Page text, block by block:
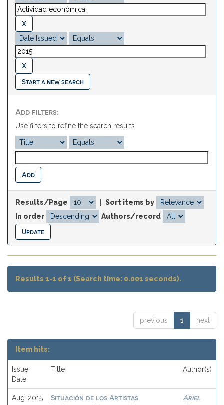
Start a new search
Add filters:
Use filters to refine the search results.
Results/Page
Sort items by
In order
Authors/record
Results 1-1 of 1 (Search time: 0.001 seconds).
previous 1 next
Item hits:
Issue
Date
Title Author(s)
Aug-2015
Situación de los Artistas
Ariel